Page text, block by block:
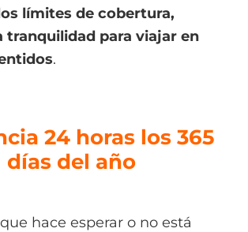
límites de cobertura,
tranquilidad para viajar en
.
24 horas los 365
días del año
hace esperar o no está